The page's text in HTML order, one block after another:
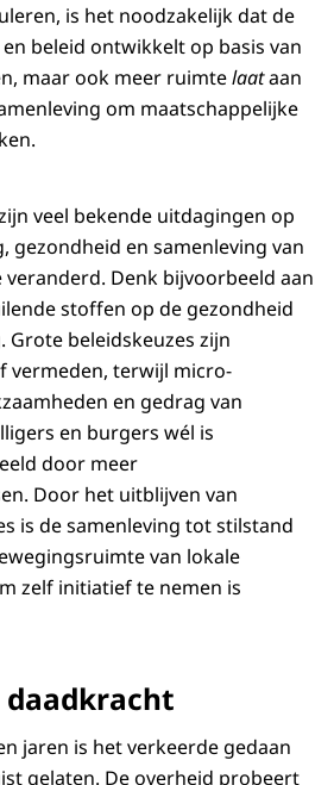
is het noodzakelijk dat de
en beleid ontwikkelt op basis van
maar ook meer ruimtelaataan
om maatschappelijke
veel bekende uitdagingen op
gezondheid en samenleving van
Denk bijvoorbeeld aan
stoffen op de gezondheid
Grote beleidskeuzes zijn
vermeden, terwijl micro-
en gedrag van
en burgers wél is
door meer
Door het uitblijven van
is de samenleving tot stilstand
van lokale
zelf initiatief te nemen is
daadkracht
jaren is het verkeerde gedaan
gelaten. De overheid probeert